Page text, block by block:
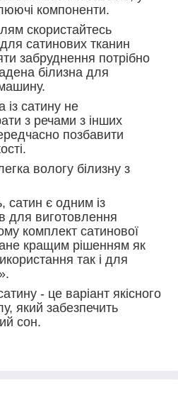
компоненти.
скористайтесь
сатинових тканин
забруднення потрібно
білизна для
із сатину не
з речами з інших
позбавити
вологу білизну з
сатин є одним із
для виготовлення
комплект сатинової
кращим рішенням як
так і для
- це варіант якісного
який забезпечить
сон.